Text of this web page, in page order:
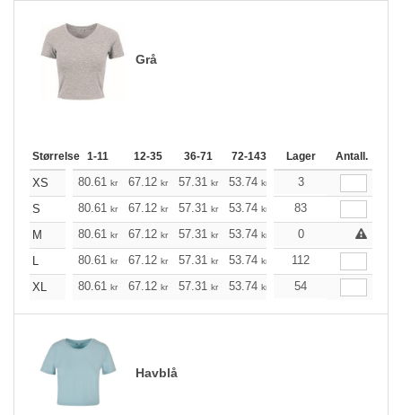
Grå
Størrelse 1-11 12-35 36-71 72-143 144-287 288 +
Lager Antall.
XS 80.61 kr 67.12 kr 57.31 kr 53.74 kr 51.07
3
S
80.61 kr 67.12 kr 57.31 kr 53.74 kr 51.07
83
M
80.61 kr 67.12 kr 57.31 kr 53.74 kr 51.07 50.62kr
0
L
80.61 kr 67.12 kr 57.31 kr 53.74 kr 51.07
112
XL
80.61 kr 67.12 kr 57.31 kr 53.74 kr 51.07
54
Havblå